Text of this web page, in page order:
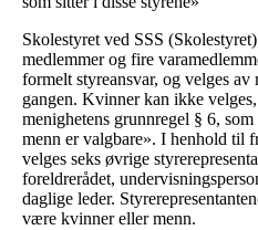
Skolestyret ved SSS
medlemmer og fire
formelt styreansvar, og velges av
gangen. Kvinner kan ikke
menighetens grunnregel § 6,
menn er valgbare». I henhold til
velges seks øvrige
foreldrerådet,
daglige leder.
være kvinner eller menn.